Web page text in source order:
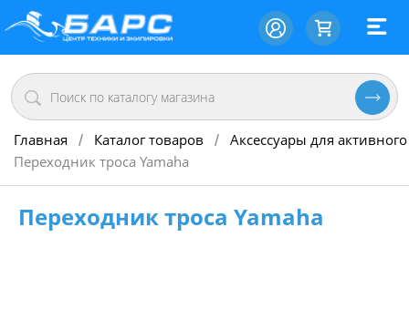
Главная / Каталог товаров / Аксессуары для
Переходник троса Yamaha
Переходник троса Yamaha